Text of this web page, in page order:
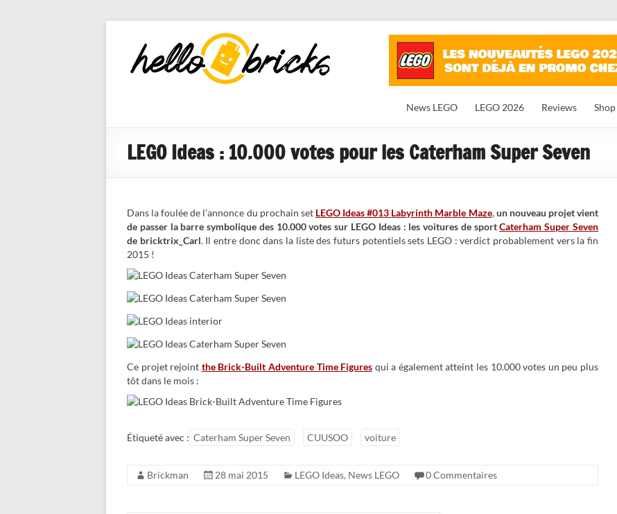
HelloBricks
Blog LEGO,
nouveaut�s
News LEGO LEGO 2026 Reviews
LEGO Ideas : 10.000 votes pour les Caterham Super Seven
Dans la foulée de l’annonce du prochain set LEGO Ideas #013 Labyrinth Marble Maze,un nouveau projet vient
de passer la barre symbolique des 10.000 votes sur LEGO Ideas : les voitures de sportCaterham Super Seven
de bricktrix_Carl. Il entre donc dans la liste des futurs potentiels sets LEGO : verdict probablement vers la fin
2015 !
Ce projet rejoint the Brick-Built Adventure Time Figures qui a également atteint les 10.000 votes un peu plus
tôt dans le mois :
Étiqueté avec : Caterham Super Seven CUUSOO voiture
Brickman 28 mai 2015 LEGO Ideas, News LEGO 0 Commentaires